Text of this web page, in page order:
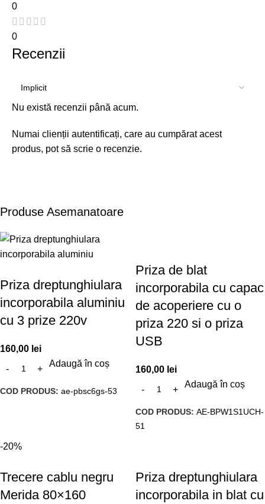
0
0
Recenzii
Nu există recenzii până acum.
Numai clienții autentificați, care au cumpărat acest
produs, pot să scrie o recenzie.
Produse Asemanatoare
Priza dreptunghiulara
incorporabila aluminiu
cu 3 prize 220v
160,00 lei
Adaugă în coș
COD PRODUS: ae-pbsc6gs-53
Priza de blat
incorporabila cu capac
de acoperiere cu o
priza 220 si o priza
USB
160,00 lei
Adaugă în coș
COD PRODUS: AE-BPW1S1UCH-
51
-20%
Trecere cablu negru
Merida 80×160
Priza dreptunghiulara
incorporabila in blat cu